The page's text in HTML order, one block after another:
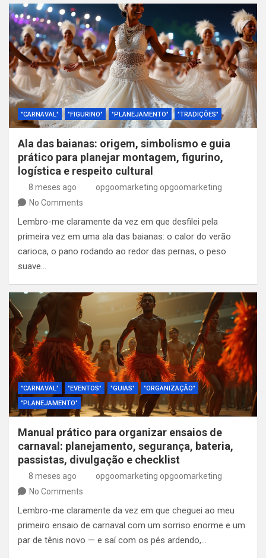
"CARNAVAL" "FIGURINO" "PLANEJAMENTO" "TRADIÇÕES"
Ala das baianas: origem, simbolismo e guia
prático para planejar montagem, figurino,
logística e respeito cultural
8 meses ago
opgoomarketing opgoomarketing
No Comments
Lembro-me claramente da vez em que desfilei pela
primeira vez em uma ala das baianas: o calor do verão
carioca, o pano rodando ao redor das pernas, o peso
suave…
"CARNAVAL" "EVENTOS" "GUIAS"
"ORGANIZAÇÃO"
"PLANEJAMENTO"
Manual prático para organizar ensaios de
carnaval: planejamento, segurança, bateria,
passistas, divulgação e checklist
8 meses ago
opgoomarketing opgoomarketing
No Comments
Lembro-me claramente da vez em que cheguei ao meu
primeiro ensaio de carnaval com um sorriso enorme e um
par de tênis novo — e saí com os pés ardendo,…